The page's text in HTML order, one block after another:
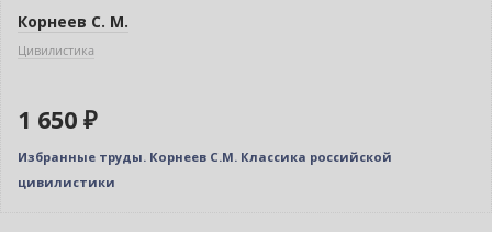
Корнеев С. М.
Цивилистика
1 650 ₽
Избранные труды. Корнеев С.М. Классика российской
цивилистики